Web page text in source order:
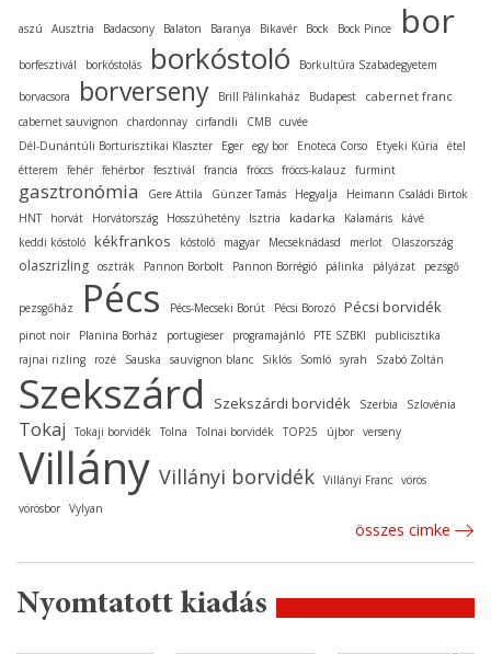
aszú Ausztria Badacsony Balaton Baranya Bikavér Bock Bock Pince bor
borfesztivál borkóstolás borkóstoló Borkultúra Szabadegyetem
borvacsora borverseny Brill Pálinkaház Budapest cabernet franc
cabernet sauvignon chardonnay cirfandli CMB cuvée
Dél-Dunántúli Borturisztikai Klaszter
Eger egy bor Enoteca Corso Etyeki Kúria
étel
étterem
fehér fehérbor fesztivál francia fröccs fröccs-kalauz furmint
gasztronómia Gere Attila Günzer Tamás Hegyalja
Heimann Családi Birtok
HNT
horvát Horvátország Hosszúhetény Isztria kadarka Kalamáris
kávé
keddi kóstoló kékfrankos kóstoló magyar Mecseknádasd merlot Olaszország
olaszrizling osztrák Pannon Borbolt Pannon Borrégió pálinka pályázat pezsgő
pezsgőház Pécs Pécs-Mecseki Borút Pécsi Borozó Pécsi borvidék
pinot noir Planina Borház portugieser programajánló PTE SZBKI
publicisztika
rajnai rizling
rozé Sauska sauvignon blanc Siklós Somló syrah Szabó Zoltán
Szekszárd Szekszárdi borvidék Szerbia Szlovénia
Tokaj Tokaji borvidék Tolna Tolnai borvidék TOP25 újbor verseny
Villány Villányi borvidék Villányi Franc vörös
vörösbor Vylyan
összes cimke
Nyomtatott kiadás